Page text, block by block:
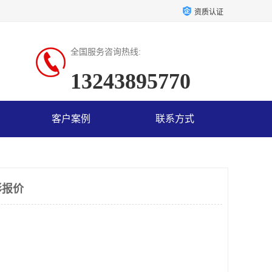
资质认证
全国服务咨询热线:
13243895770
客户案例 联系方式
价